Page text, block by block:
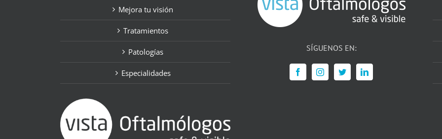
Mejora tu visión
Tratamientos
Patologías
Especialidades
SÍGUENOS EN: